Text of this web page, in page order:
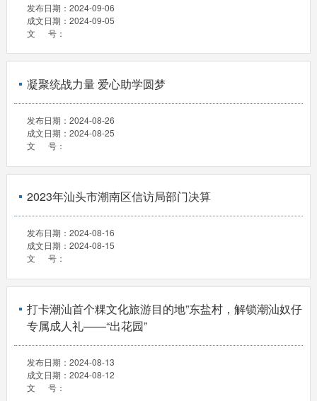
发布日期： 2024-09-06
成文日期： 2024-09-05
文 号：
凝聚统战力量 爱心助学圆梦
发布日期： 2024-08-26
成文日期： 2024-08-25
文 号：
2023年汕头市潮南区信访局部门决算
发布日期： 2024-08-16
成文日期： 2024-08-15
文 号：
打卡潮汕首个粿文化旅游目的地”东盐村，解锁潮汕奴仔
专属成人礼——“出花园”
发布日期： 2024-08-13
成文日期： 2024-08-12
文 号：